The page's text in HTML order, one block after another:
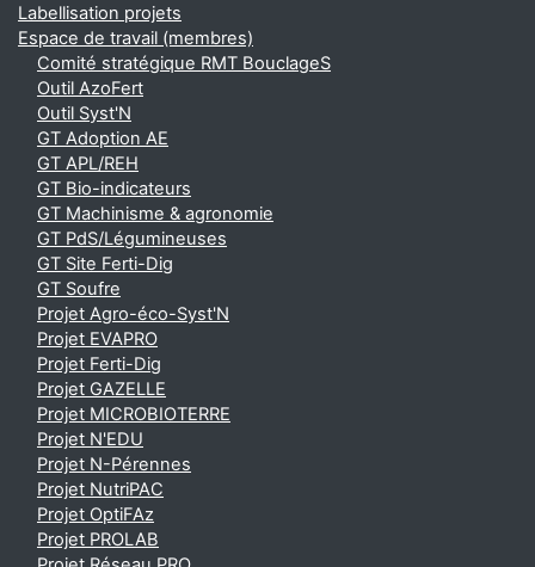
Labellisation projets
Espace de travail (membres)
Comité stratégique RMT BouclageS
Outil AzoFert
Outil Syst'N
GT Adoption AE
GT APL/REH
GT Bio-indicateurs
GT Machinisme & agronomie
GT PdS/Légumineuses
GT Site Ferti-Dig
GT Soufre
Projet Agro-éco-Syst'N
Projet EVAPRO
Projet Ferti-Dig
Projet GAZELLE
Projet MICROBIOTERRE
Projet N'EDU
Projet N-Pérennes
Projet NutriPAC
Projet OptiFAz
Projet PROLAB